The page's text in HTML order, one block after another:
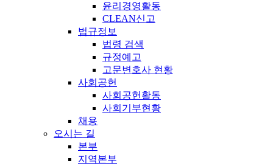
윤리경영활동
CLEAN신고
법규정보
법령 검색
규정예고
고문변호사 현황
사회공헌
사회공헌활동
사회기부현황
채용
오시는 길
본부
지역본부